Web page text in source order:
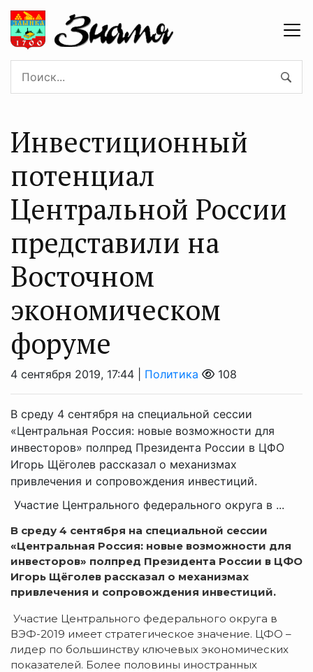
Инвестиционный
потенциал
Центральной России
представили на
Восточном
экономическом
форуме
4 сентября 2019, 17:44 | Политика 108
В среду 4 сентября на специальной сессии
«Центральная Россия: новые возможности для
инвесторов» полпред Президента России в ЦФО
Игорь Щёголев рассказал о механизмах
привлечения и сопровождения инвестиций.
Участие Центрального федерального округа в ...
В среду 4 сентября на специальной сессии
«Центральная Россия: новые возможности для
инвесторов» полпред Президента России в ЦФО
Игорь Щёголев рассказал о механизмах
привлечения и сопровождения инвестиций.
Участие Центрального федерального округа в
ВЭФ-2019 имеет стратегическое значение. ЦФО –
лидер по большинству ключевых экономических
показателей. Более половины иностранных